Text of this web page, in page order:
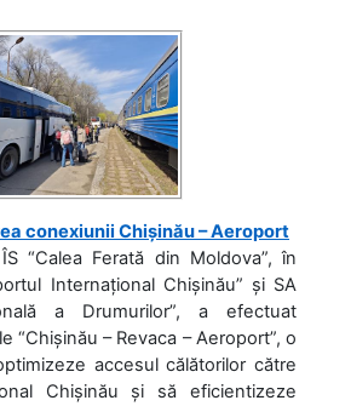
conexiunii Chișinău – Aeroport
“Calea Ferată din Moldova”, în
Internațional Chișinău” și SA
a Drumurilor”, a efectuat
“Chișinău – Revaca – Aeroport”, o
accesul călătorilor către
Chișinău și să eficientizeze